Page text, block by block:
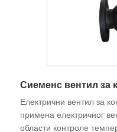
Сиеменс вентил за
Електрични вентил за
примена електричног
области контроле